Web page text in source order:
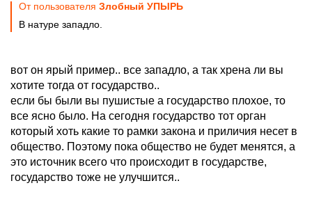
От пользователя Злобный УПЫРЬ
В натуре западло.
вот он ярый пример.. все западло, а так хрена ли вы
хотите тогда от государство..
если бы были вы пушистые а государство плохое, то
все ясно было. На сегодня государство тот орган
который хоть какие то рамки закона и приличия несет в
общество. Поэтому пока общество не будет менятся, а
это источник всего что происходит в государстве,
государство тоже не улучшится..